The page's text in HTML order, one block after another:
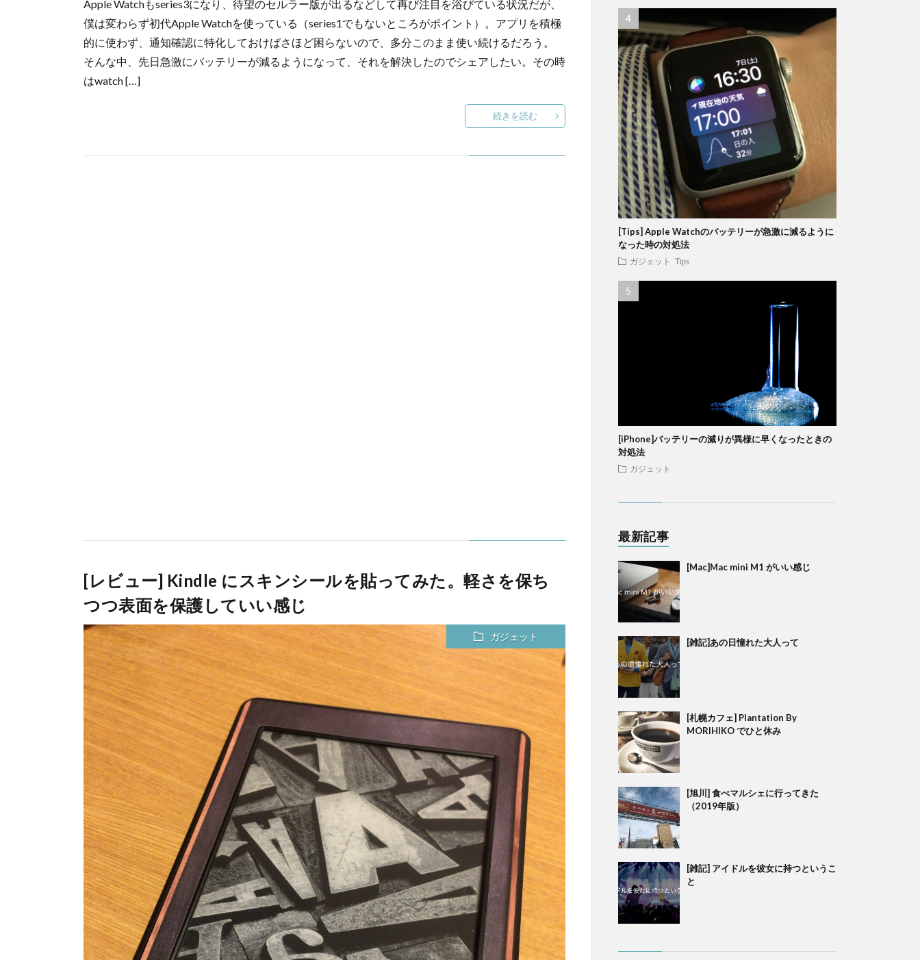
Apple Watchもseries3になり、待望のセルラー版が出るなどして再び注目を浴びている状況だが、
僕は変わらず初代Apple Watchを使っている（series1でもないところがポイント）。アプリを積極
的に使わず、通知確認に特化しておけばさほど困らないので、多分このまま使い続けるだろう。
そんな中、先日急激にバッテリーが減るようになって、それを解決したのでシェアしたい。その時
はwatch […]
続きを読む
[レビュー] Kindle にスキンシールを貼ってみた。軽さを保ち
つつ表面を保護していい感じ
ガジェット
[Tips] Apple Watchのバッテリーが急激に減るように
なった時の対処法
ガジェット Tips
[iPhone]バッテリーの減りが異様に早くなったときの
対処法
ガジェット
最新記事
[Mac]Mac mini M1 がいい感じ
[雑記]あの日憧れた大人って
[札幌カフェ] Plantation By
MORIHIKO でひと休み
[旭川] 食べマルシェに行ってきた
（2019年版）
[雑記] アイドルを彼女に持つというこ
と